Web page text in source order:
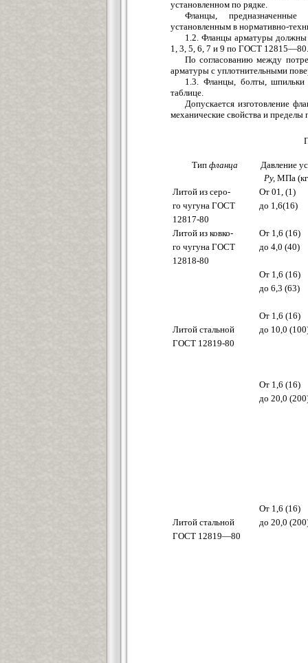
установленном по рядке.
Фланцы, предназначенные
установленным в нормативно-
1.2. Фланцы арматуры должны
1, 3, 5, 6, 7 и 9 по ГОСТ 12815—80.
По согласованию между
арматуры с уплотнительными
1.3. Фланцы, болты, шпильки
таблице.
Допускается изготовление
механические свойства и
Тип фланца
Давление
Рy,МПа
Литой из серо-
От 01, (1)
го чугуна ГОСТ
до 1,6(16)
12817-80
Литой из ковко-
От 1,6 (16)
го чугуна ГОСТ
до 4,0 (40)
12818-80
От 1,6 (16)
до 6,3 (63)
От 1,6 (16)
Литой стальной
до 10,0
ГОСТ 12819-80
От 1,6 (16)
до 20,0
От 1,6 (16)
Литой стальной
до 20,0
ГОСТ 12819—80